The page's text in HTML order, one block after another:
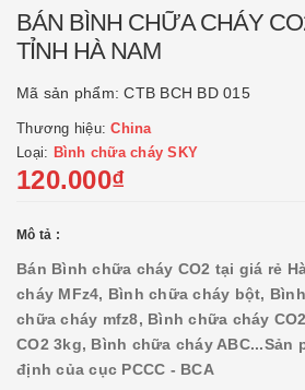
BÁN BÌNH CHỮA CHÁY
TỈNH HÀ NAM
Mã sản phẩm:CTB BCH BD 015
Thương hiệu:China
Loại: Bình chữa cháy SKY
120.000₫
Mô tả :
Bán Bình chữa cháy CO2 tại giá rẻ
cháy MFz4, Bình chữa cháy bột,
chữa cháy mfz8, Bình chữa cháy
CO2 3kg, Bình chữa cháy ABC...Sản
định của cục PCCC - BCA